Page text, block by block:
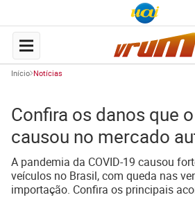
Início Notícias
Confira os danos que
causou no mercado
A pandemia da COVID-19 causou
veículos no Brasil, com queda nas
importação. Confira os principais